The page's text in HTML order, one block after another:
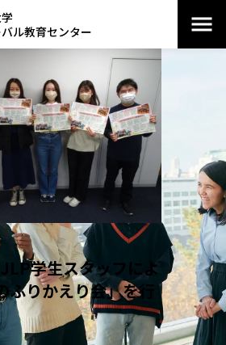
ル教育センター
学生スタッフによ
ふりかえり会」を行